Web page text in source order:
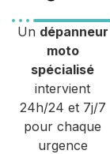
Un dépanneur
moto
spécialisé
intervient
24h/24 et 7j/7
pour chaque
urgence